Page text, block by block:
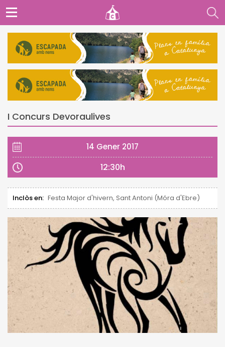
I Concurs Devoraulives
14 Gener 2017
12:30h
Inclòs en: Festa Major d'hivern, Sant Antoni (Móra d'Ebre)